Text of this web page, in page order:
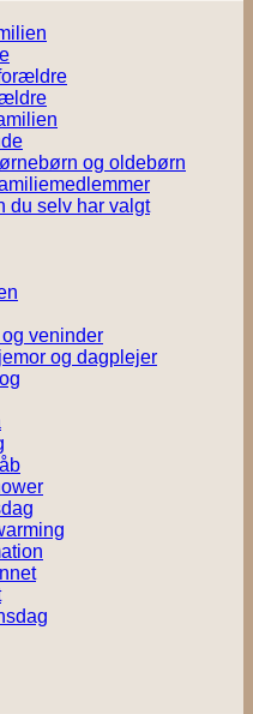
og oldebørn
du selv har valgt
veninder
og dagplejer